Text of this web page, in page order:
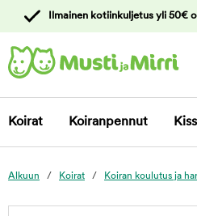
asiakaspalveluun
Ilmainen kotiinkuljetus yli 50€
Koirat Koiranpennut
Alkuun Koirat Koiran koulutus ja